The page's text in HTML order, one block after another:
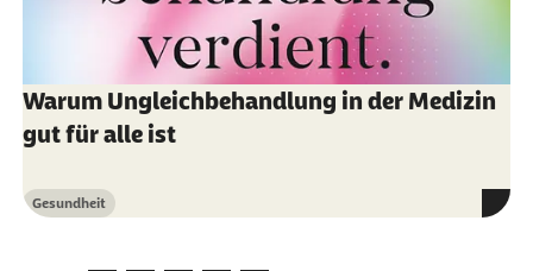
Warum Ungleichbehandlung in der Medizin
gut für alle ist
Kategorie
Gesundheit